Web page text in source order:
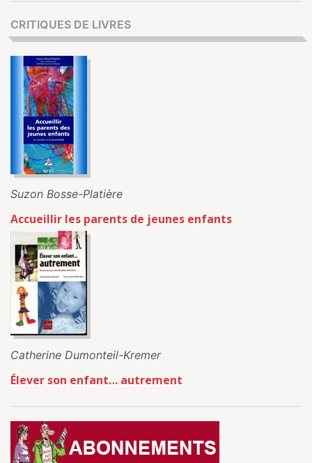
CRITIQUES DE LIVRES
Suzon Bosse-Platière
Accueillir les parents de jeunes enfants
Catherine Dumonteil-Kremer
Élever son enfant… autrement